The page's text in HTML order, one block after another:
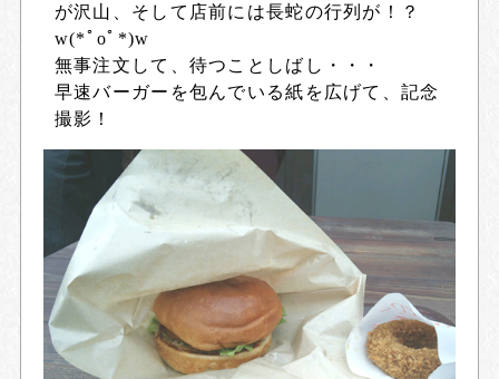
が沢山、そして店前には長蛇の行列が！？
w(*ﾟoﾟ*)w
無事注文して、待つことしばし・・・
早速バーガーを包んでいる紙を広げて、記念
撮影！